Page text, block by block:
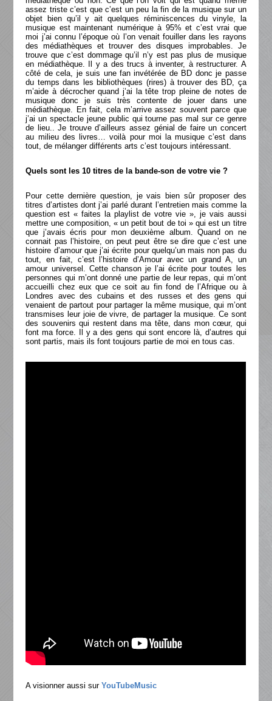
assez triste c’est que c’est un peu la fin de la musique sur un
objet bien qu’il y ait quelques réminiscences du vinyle, la
musique est maintenant numérique à 95% et c’est vrai que
moi j’ai connu l’époque où l’on venait fouiller dans les rayons
des médiathèques et trouver des disques improbables. Je
trouve que c’est dommage qu’il n’y est pas plus de musique
en médiathèque. Il y a des trucs à inventer, à restructurer. A
côté de cela, je suis une fan invétérée de BD donc je passe
du temps dans les bibliothèques (rires) à trouver des BD, ça
m’aide à décrocher quand j’ai la tête trop pleine de notes de
musique donc je suis très contente de jouer dans une
médiathèque. En fait, cela m’arrive assez souvent parce que
j’ai un spectacle jeune public qui tourne pas mal sur ce genre
de lieu.. Je trouve d’ailleurs assez génial de faire un concert
au milieu des livres… voilà pour moi la musique c’est dans
tout, de mélanger différents arts c’est toujours intéressant.
Quels sont les 10 titres de la bande-son de votre vie ?
Pour cette dernière question, je vais bien sûr proposer des
titres d’artistes dont j’ai parlé durant l’entretien mais comme la
question est « faites la playlist de votre vie », je vais aussi
mettre une composition, « un petit bout de toi » qui est un titre
que j’avais écris pour mon deuxième album. Quand on ne
connait pas l’histoire, on peut peut être se dire que c’est une
histoire d’amour que j’ai écrite pour quelqu’un mais non pas du
tout, en fait, c’est l’histoire d’Amour avec un grand A, un
amour universel. Cette chanson je l’ai écrite pour toutes les
personnes qui m’ont donné une partie de leur repas, qui m’ont
accueilli chez eux que ce soit au fin fond de l’Afrique ou à
Londres avec des cubains et des russes et des gens qui
venaient de partout pour partager la même musique, qui m’ont
transmises leur joie de vivre, de partager la musique. Ce sont
des souvenirs qui restent dans ma tête, dans mon cœur, qui
font ma force. Il y a des gens qui sont encore là, d’autres qui
sont partis, mais ils font toujours partie de moi en tous cas.
A visionner aussi surYouTubeMusic